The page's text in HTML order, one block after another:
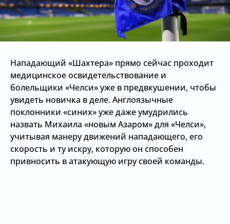
Нападающий «Шахтера» прямо сейчас проходит
медицинское освидетельствование и
болельщики «Челси» уже в предвкушении, чтобы
увидеть новичка в деле. Англоязычные
поклонники «синих» уже даже умудрились
назвать Михаила «новым Азаром» для «Челси»,
учитывая манеру движений нападающего, его
скорость и ту искру, которую он способен
привносить в атакующую игру своей команды.